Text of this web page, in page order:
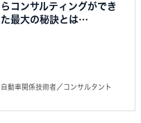
らコンサルティングができ
た最大の秘訣とは…
自動車関係技術者／コンサルタント